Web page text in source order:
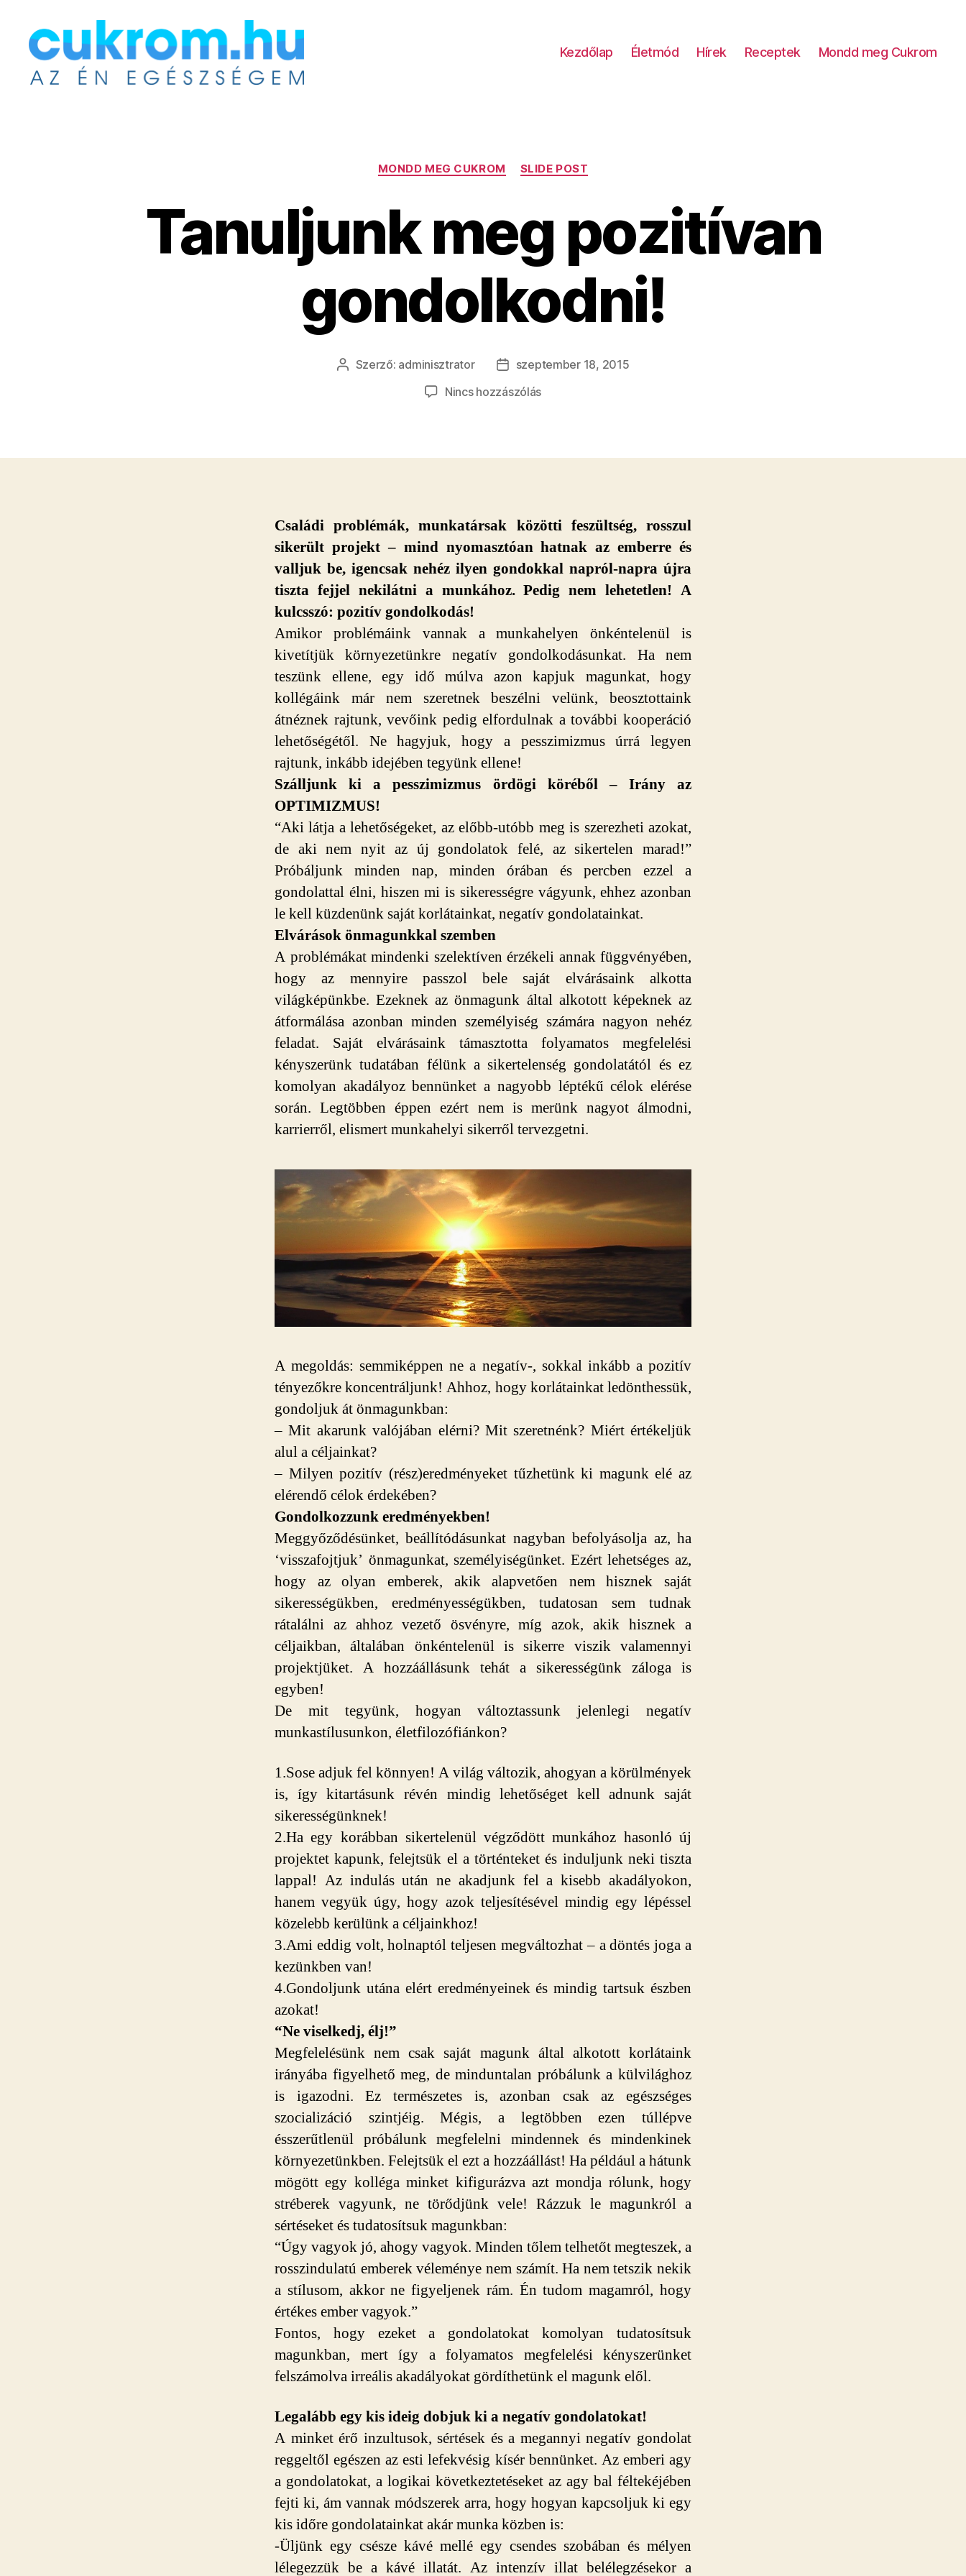
Kezdőlap Életmód Hírek Receptek Mondd meg Cukrom
Kategóriák
MONDD MEG CUKROM SLIDE POST
Tanuljunk meg pozitívan
gondolkodni!
Bejegyzés
Szerző: adminisztrator
Bejegyzés
dátuma
szeptember 18, 2015
Nincs hozzászólása(z)
gondolkodni!
Családi problémák, munkatársak közötti feszültség, rosszul
sikerült projekt – mind nyomasztóan hatnak az emberre és
valljuk be, igencsak nehéz ilyen gondokkal napról-napra újra
tiszta fejjel nekilátni a munkához. Pedig nem lehetetlen! A
kulcsszó: pozitív gondolkodás!
Amikor problémáink vannak a munkahelyen önkéntelenül is
kivetítjük környezetünkre negatív gondolkodásunkat. Ha nem
teszünk ellene, egy idő múlva azon kapjuk magunkat, hogy
kollégáink már nem szeretnek beszélni velünk, beosztottaink
átnéznek rajtunk, vevőink pedig elfordulnak a további kooperáció
lehetőségétől. Ne hagyjuk, hogy a pesszimizmus úrrá legyen
rajtunk, inkább idejében tegyünk ellene!
Szálljunk ki a pesszimizmus ördögi köréből – Irány az
OPTIMIZMUS!
“Aki látja a lehetőségeket, az előbb-utóbb meg is szerezheti azokat,
de aki nem nyit az új gondolatok felé, az sikertelen marad!”
Próbáljunk minden nap, minden órában és percben ezzel a
gondolattal élni, hiszen mi is sikerességre vágyunk, ehhez azonban
le kell küzdenünk saját korlátainkat, negatív gondolatainkat.
Elvárások önmagunkkal szemben
A problémákat mindenki szelektíven érzékeli annak függvényében,
hogy az mennyire passzol bele saját elvárásaink alkotta
világképünkbe. Ezeknek az önmagunk által alkotott képeknek az
átformálása azonban minden személyiség számára nagyon nehéz
feladat. Saját elvárásaink támasztotta folyamatos megfelelési
kényszerünk tudatában félünk a sikertelenség gondolatától és ez
komolyan akadályoz bennünket a nagyobb léptékű célok elérése
során. Legtöbben éppen ezért nem is merünk nagyot álmodni,
karrierről, elismert munkahelyi sikerről tervezgetni.
A megoldás: semmiképpen ne a negatív-, sokkal inkább a pozitív
tényezőkre koncentráljunk! Ahhoz, hogy korlátainkat ledönthessük,
gondoljuk át önmagunkban:
– Mit akarunk valójában elérni? Mit szeretnénk? Miért értékeljük
alul a céljainkat?
– Milyen pozitív (rész)eredményeket tűzhetünk ki magunk elé az
elérendő célok érdekében?
Gondolkozzunk eredményekben!
Meggyőződésünket, beállítódásunkat nagyban befolyásolja az, ha
‘visszafojtjuk’ önmagunkat, személyiségünket. Ezért lehetséges az,
hogy az olyan emberek, akik alapvetően nem hisznek saját
sikerességükben, eredményességükben, tudatosan sem tudnak
rátalálni az ahhoz vezető ösvényre, míg azok, akik hisznek a
céljaikban, általában önkéntelenül is sikerre viszik valamennyi
projektjüket. A hozzáállásunk tehát a sikerességünk záloga is
egyben!
De mit tegyünk, hogyan változtassunk jelenlegi negatív
munkastílusunkon, életfilozófiánkon?
1.Sose adjuk fel könnyen! A világ változik, ahogyan a körülmények
is, így kitartásunk révén mindig lehetőséget kell adnunk saját
sikerességünknek!
2.Ha egy korábban sikertelenül végződött munkához hasonló új
projektet kapunk, felejtsük el a történteket és induljunk neki tiszta
lappal! Az indulás után ne akadjunk fel a kisebb akadályokon,
hanem vegyük úgy, hogy azok teljesítésével mindig egy lépéssel
közelebb kerülünk a céljainkhoz!
3.Ami eddig volt, holnaptól teljesen megváltozhat – a döntés joga a
kezünkben van!
4.Gondoljunk utána elért eredményeinek és mindig tartsuk észben
azokat!
“Ne viselkedj, élj!”
Megfelelésünk nem csak saját magunk által alkotott korlátaink
irányába figyelhető meg, de minduntalan próbálunk a külvilághoz
is igazodni. Ez természetes is, azonban csak az egészséges
szocializáció szintjéig. Mégis, a legtöbben ezen túllépve
ésszerűtlenül próbálunk megfelelni mindennek és mindenkinek
környezetünkben. Felejtsük el ezt a hozzáállást! Ha például a hátunk
mögött egy kolléga minket kifigurázva azt mondja rólunk, hogy
stréberek vagyunk, ne törődjünk vele! Rázzuk le magunkról a
sértéseket és tudatosítsuk magunkban:
“Úgy vagyok jó, ahogy vagyok. Minden tőlem telhetőt megteszek, a
rosszindulatú emberek véleménye nem számít. Ha nem tetszik nekik
a stílusom, akkor ne figyeljenek rám. Én tudom magamról, hogy
értékes ember vagyok.”
Fontos, hogy ezeket a gondolatokat komolyan tudatosítsuk
magunkban, mert így a folyamatos megfelelési kényszerünket
felszámolva irreális akadályokat gördíthetünk el magunk elől.
Legalább egy kis ideig dobjuk ki a negatív gondolatokat!
A minket érő inzultusok, sértések és a megannyi negatív gondolat
reggeltől egészen az esti lefekvésig kísér bennünket. Az emberi agy
a gondolatokat, a logikai következtetéseket az agy bal féltekéjében
fejti ki, ám vannak módszerek arra, hogy hogyan kapcsoljuk ki egy
kis időre gondolatainkat akár munka közben is:
-Üljünk egy csésze kávé mellé egy csendes szobában és mélyen
lélegezzük be a kávé illatát. Az intenzív illat belélegzésekor a